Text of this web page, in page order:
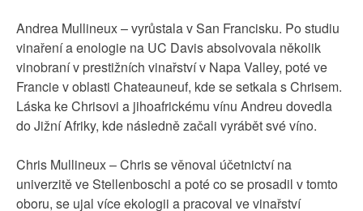
Andrea Mullineux – vyrůstala v San Francisku. Po studiu
vinaření a enologie na UC Davis absolvovala několik
vinobraní v prestižních vinařství v Napa Valley, poté ve
Francie v oblasti Chateauneuf, kde se setkala s Chrisem.
Láska ke Chrisovi a jihoafrickému vínu Andreu dovedla
do Jižní Afriky, kde následně začali vyrábět své víno.
Chris Mullineux – Chris se věnoval účetnictví na
univerzitě ve Stellenboschi a poté co se prosadil v tomto
oboru, se ujal více ekologii a pracoval ve vinařství